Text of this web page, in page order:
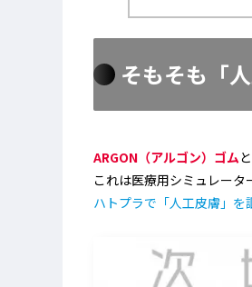
そもそも「
ARGON（アルゴン）ゴム
これは医療用シミュレータ
ハトプラで「人工皮膚」を